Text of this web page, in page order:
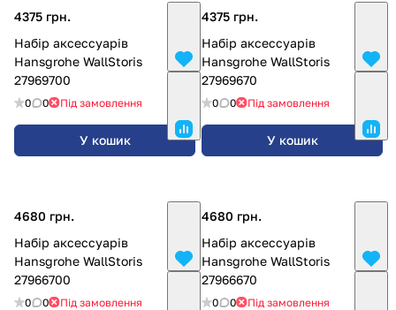
4375 грн.
Набір аксессуарів
Hansgrohe WallStoris
27969700
0 0 Під замовлення
У кошик
4375 грн.
Набір аксессуарів
Hansgrohe WallStoris
27969670
0 0 Під замовлення
У кошик
4680 грн.
Набір аксессуарів
Hansgrohe WallStoris
27966700
0 0 Під замовлення
4680 грн.
Набір аксессуарів
Hansgrohe WallStoris
27966670
0 0 Під замовлення